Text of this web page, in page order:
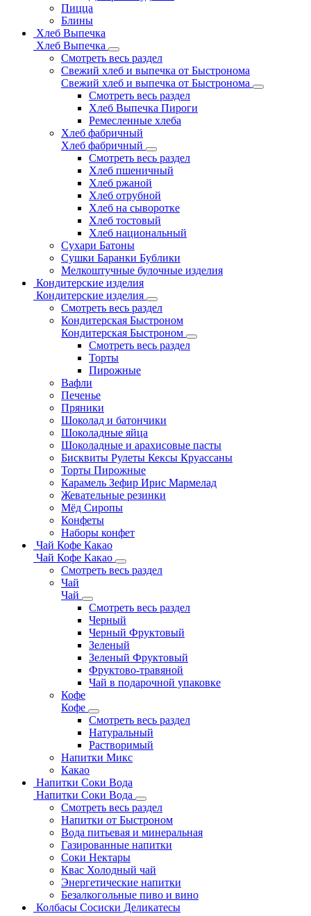
Пицца
Блины
Хлеб Выпечка
Хлеб Выпечка
Смотреть весь раздел
Свежий хлеб и выпечка от Быстронома
Свежий хлеб и выпечка от Быстронома
Смотреть весь раздел
Хлеб Выпечка Пироги
Ремесленные хлеба
Хлеб фабричный
Хлеб фабричный
Смотреть весь раздел
Хлеб пшеничный
Хлеб ржаной
Хлеб отрубной
Хлеб на сыворотке
Хлеб тостовый
Хлеб национальный
Сухари Батоны
Сушки Баранки Бублики
Мелкоштучные булочные изделия
Кондитерские изделия
Кондитерские изделия
Смотреть весь раздел
Кондитерская Быстроном
Кондитерская Быстроном
Смотреть весь раздел
Торты
Пирожные
Вафли
Печенье
Пряники
Шоколад и батончики
Шоколадные яйца
Шоколадные и арахисовые пасты
Бисквиты Рулеты Кексы Круассаны
Торты Пирожные
Карамель Зефир Ирис Мармелад
Жевательные резинки
Мёд Сиропы
Конфеты
Наборы конфет
Чай Кофе Какао
Чай Кофе Какао
Смотреть весь раздел
Чай
Чай
Смотреть весь раздел
Черный
Черный Фруктовый
Зеленый
Зеленый Фруктовый
Фруктово-травяной
Чай в подарочной упаковке
Кофе
Кофе
Смотреть весь раздел
Натуральный
Растворимый
Напитки Микс
Какао
Напитки Соки Вода
Напитки Соки Вода
Смотреть весь раздел
Напитки от Быстроном
Вода питьевая и минеральная
Газированные напитки
Соки Нектары
Квас Холодный чай
Энергетические напитки
Безалкогольные пиво и вино
Колбасы Сосиски Деликатесы